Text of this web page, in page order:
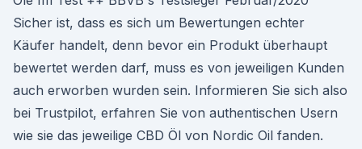
Sicher ist, dass es sich um Bewertungen echter
Käufer handelt, denn bevor ein Produkt überhaupt
bewertet werden darf, muss es von jeweiligen Kunden
auch erworben wurden sein. Informieren Sie sich also
bei Trustpilot, erfahren Sie von authentischen Usern
wie sie das jeweilige CBD Öl von Nordic Oil fanden.